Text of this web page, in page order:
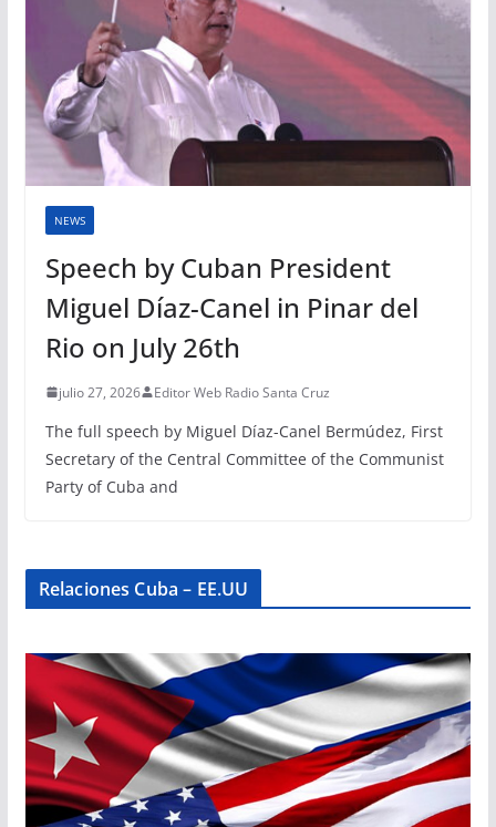
NEWS
Speech by Cuban President
Miguel Díaz-Canel in Pinar del
Rio on July 26th
julio 27, 2026 Editor Web Radio Santa Cruz
The full speech by Miguel Díaz-Canel Bermúdez, First
Secretary of the Central Committee of the Communist
Party of Cuba and
Relaciones Cuba – EE.UU